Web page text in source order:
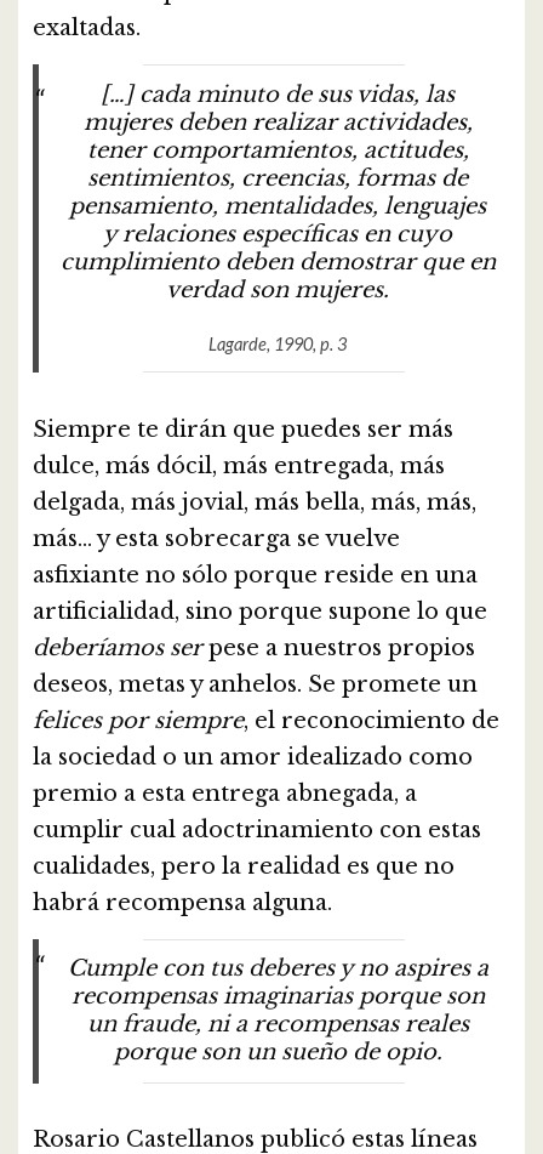
exaltadas.
[…] cada minuto de sus vidas, las
mujeres deben realizar actividades,
tener comportamientos, actitudes,
sentimientos, creencias, formas de
pensamiento, mentalidades, lenguajes
y relaciones específicas en cuyo
cumplimiento deben demostrar que en
verdad son mujeres.
Lagarde, 1990, p. 3
Siempre te dirán que puedes ser más
dulce, más dócil, más entregada, más
delgada, más jovial, más bella, más, más,
más… y esta sobrecarga se vuelve
asfixiante no sólo porque reside en una
artificialidad, sino porque supone lo que
deberíamos serpese a nuestros propios
deseos, metas y anhelos. Se promete un
felices por siempre, el reconocimiento de
la sociedad o un amor idealizado como
premio a esta entrega abnegada, a
cumplir cual adoctrinamiento con estas
cualidades, pero la realidad es que no
habrá recompensa alguna.
Cumple con tus deberes y no aspires a
recompensas imaginarias porque son
un fraude, ni a recompensas reales
porque son un sueño de opio.
Rosario Castellanos publicó estas líneas